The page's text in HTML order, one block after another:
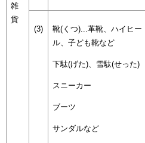
雑
貨
(3)
靴(くつ)...革靴、ハイヒー
ル、子ども靴など
下駄(げた)、雪駄(せった)
スニーカー
ブーツ
サンダルなど